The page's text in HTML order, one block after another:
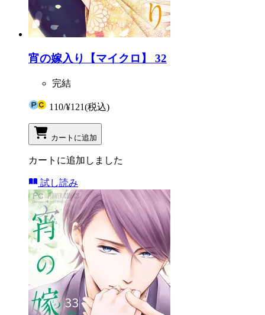
宵の嫁入り【マイクロ】 32
完結
110/¥121(税込)
カートに追加
カートに追加しました
試し読み